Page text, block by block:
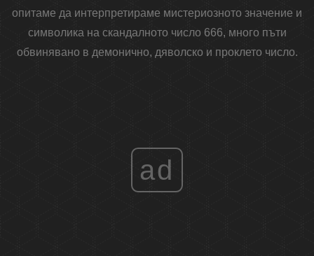
опитаме да интерпретираме мистериозното значение и
символика на скандалното число 666, много пъти
обвинявано в демонично, дяволско и проклето число.
ad